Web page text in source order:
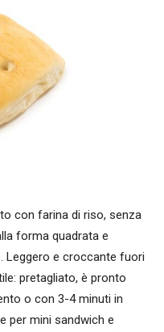
con farina di riso, senza
forma quadrata e
Leggero e croccante fuori
pretagliato, è pronto
o con 3-4 minuti in
per mini sandwich e